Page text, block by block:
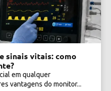
sinais vitais: como
em qualquer
vantagens do monitor...